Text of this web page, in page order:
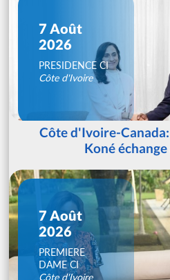
7 Août
2026
PRESIDENCE CI
Côte d'Ivoire
Côte d'Ivoire-
Koné échange
7 Août
2026
PREMIERE
DAME CI
Côte d'Ivoire